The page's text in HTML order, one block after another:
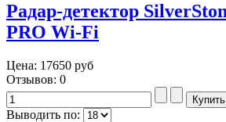
Радар-детектор
PRO Wi-Fi
Цена: 17650 руб
Отзывов: 0
Выводить по: